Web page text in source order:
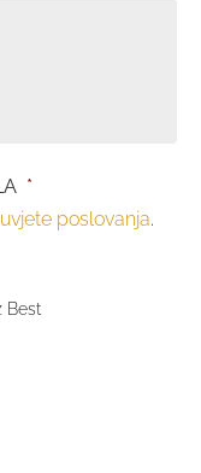
*
poslovanja.
Best